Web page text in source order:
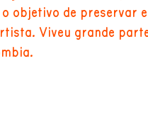
o objetivo de preservar
Viveu grande